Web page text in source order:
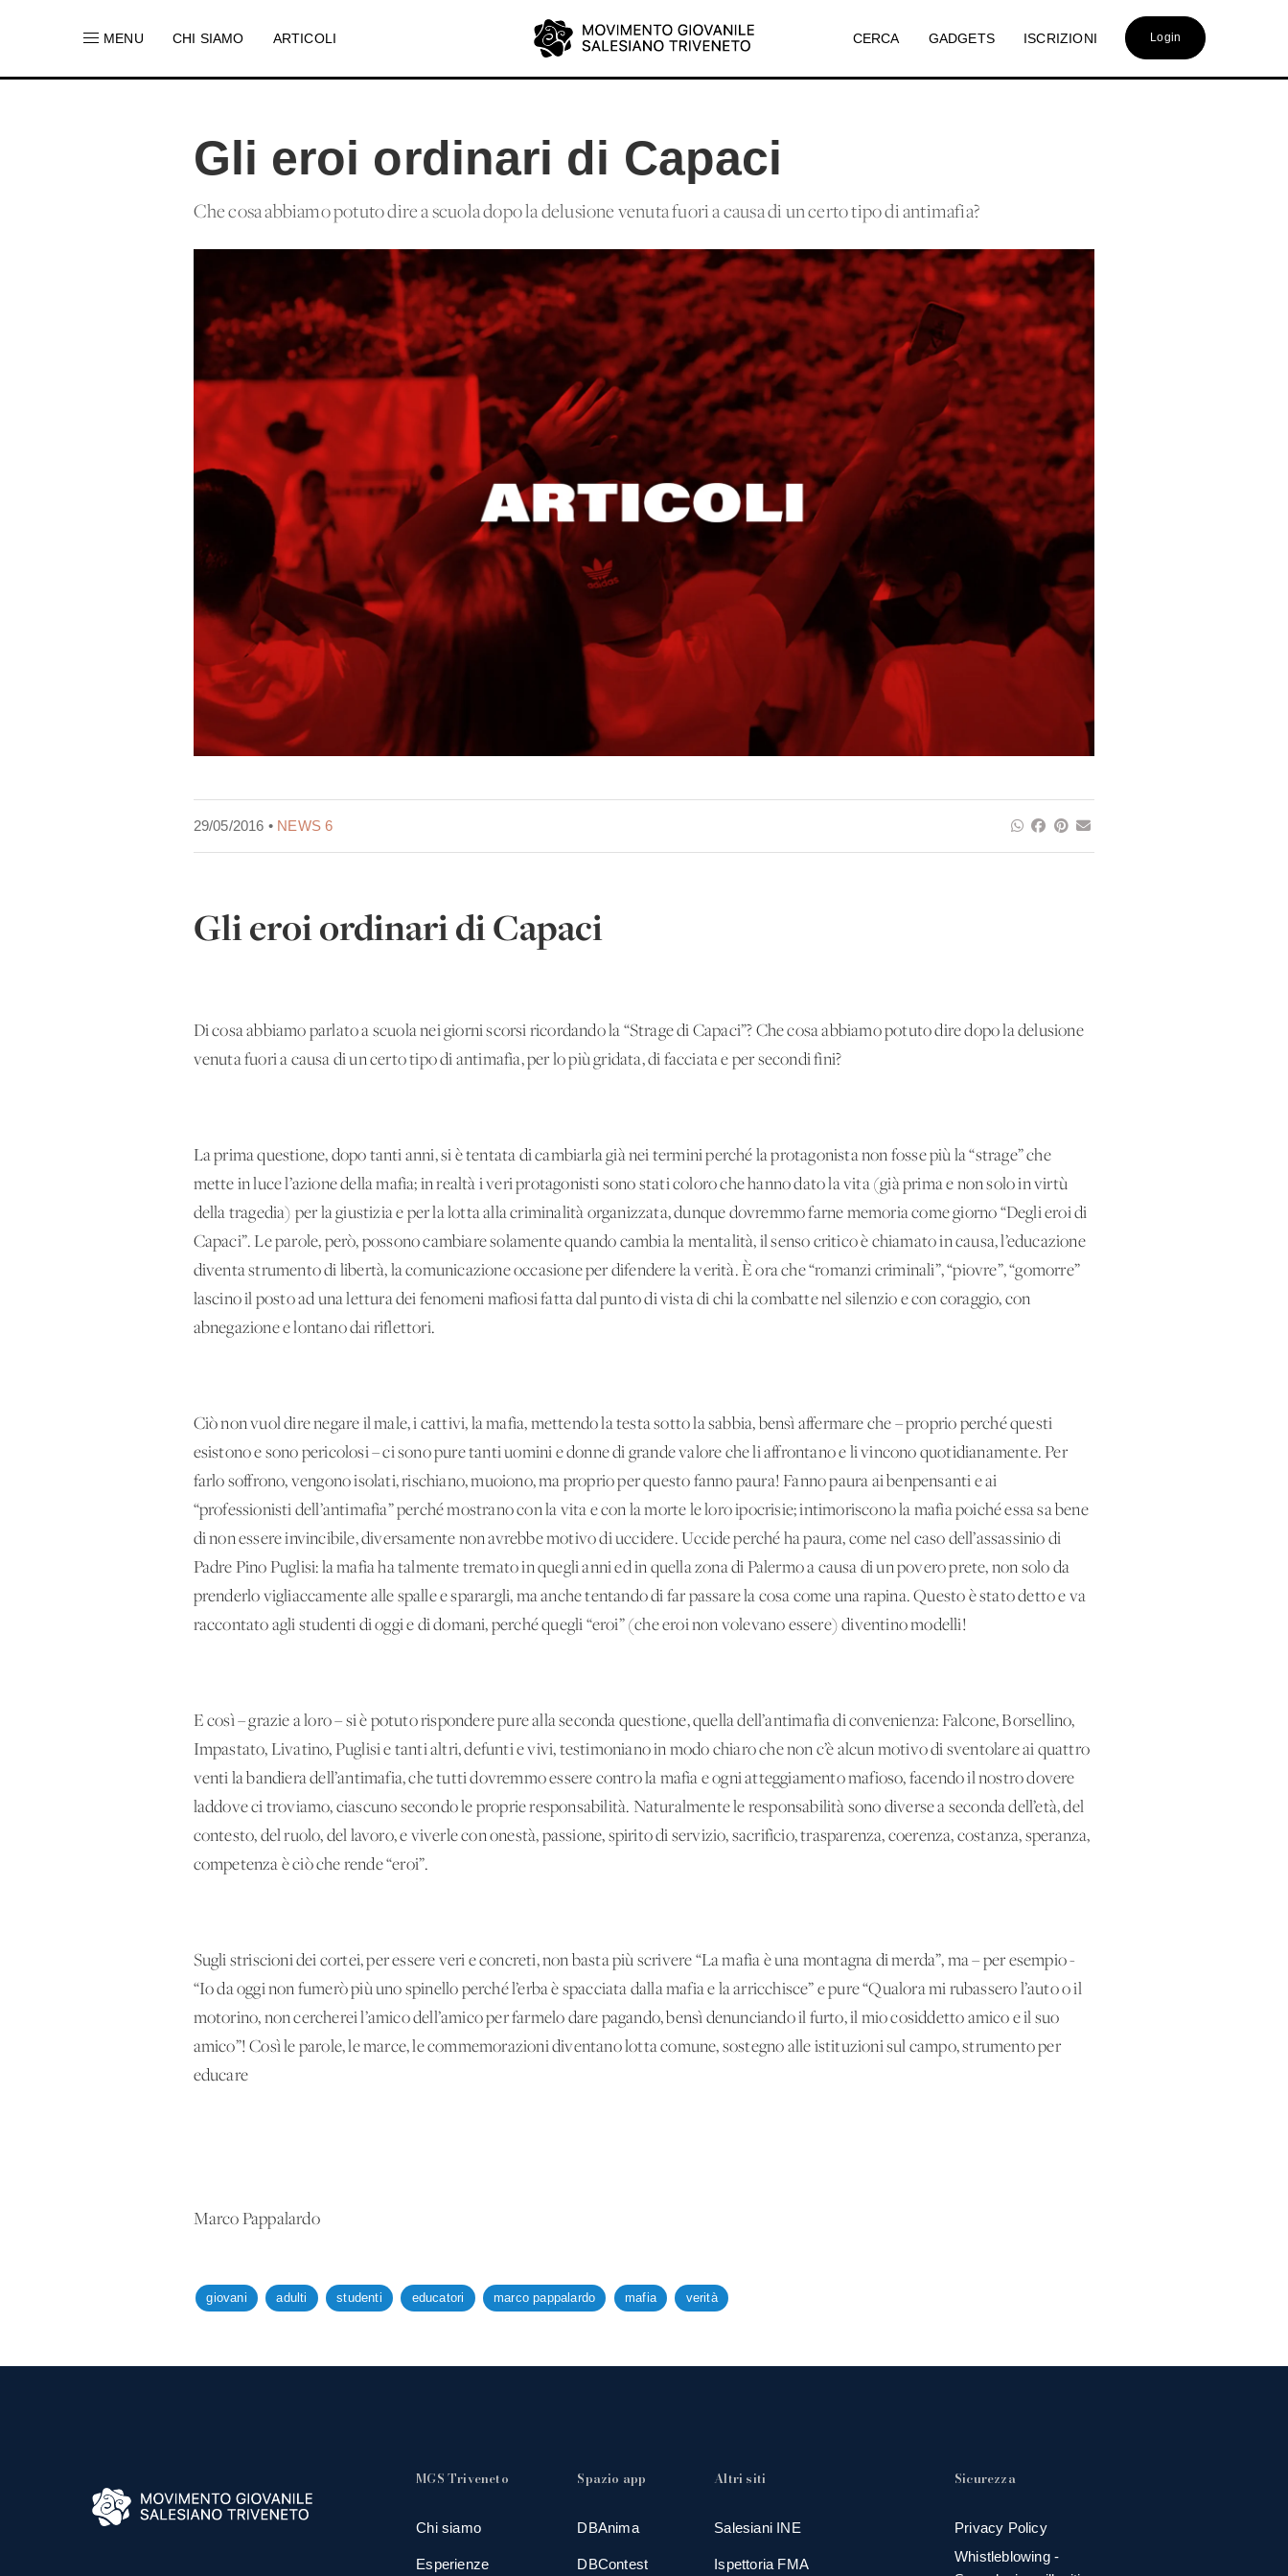
MENU CHI SIAMO ARTICOLI CERCA GADGETS ISCRIZIONI Login
Gli eroi ordinari di Capaci
Che cosa abbiamo potuto dire a scuola dopo la delusione venuta fuori a causa di un certo tipo di antimafia?
29/05/2016 • NEWS 6
Gli eroi ordinari di Capaci
Di cosa abbiamo parlato a scuola nei giorni scorsi ricordando la “Strage di Capaci”? Che cosa abbiamo potuto dire dopo la delusione
venuta fuori a causa di un certo tipo di antimafia, per lo più gridata, di facciata e per secondi fini?
La prima questione, dopo tanti anni, si è tentata di cambiarla già nei termini perché la protagonista non fosse più la “strage” che
mette in luce l’azione della mafia; in realtà i veri protagonisti sono stati coloro che hanno dato la vita (già prima e non solo in virtù
della tragedia) per la giustizia e per la lotta alla criminalità organizzata, dunque dovremmo farne memoria come giorno “Degli eroi di
Capaci”. Le parole, però, possono cambiare solamente quando cambia la mentalità, il senso critico è chiamato in causa, l’educazione
diventa strumento di libertà, la comunicazione occasione per difendere la verità. È ora che “romanzi criminali”, “piovre”, “gomorre”
lascino il posto ad una lettura dei fenomeni mafiosi fatta dal punto di vista di chi la combatte nel silenzio e con coraggio, con
abnegazione e lontano dai riflettori.
Ciò non vuol dire negare il male, i cattivi, la mafia, mettendo la testa sotto la sabbia, bensì affermare che – proprio perché questi
esistono e sono pericolosi – ci sono pure tanti uomini e donne di grande valore che li affrontano e li vincono quotidianamente. Per
farlo soffrono, vengono isolati, rischiano, muoiono, ma proprio per questo fanno paura! Fanno paura ai benpensanti e ai
“professionisti dell’antimafia” perché mostrano con la vita e con la morte le loro ipocrisie; intimoriscono la mafia poiché essa sa bene
di non essere invincibile, diversamente non avrebbe motivo di uccidere. Uccide perché ha paura, come nel caso dell’assassinio di
Padre Pino Puglisi: la mafia ha talmente tremato in quegli anni ed in quella zona di Palermo a causa di un povero prete, non solo da
prenderlo vigliaccamente alle spalle e sparargli, ma anche tentando di far passare la cosa come una rapina. Questo è stato detto e va
raccontato agli studenti di oggi e di domani, perché quegli “eroi” (che eroi non volevano essere) diventino modelli!
E così – grazie a loro – si è potuto rispondere pure alla seconda questione, quella dell’antimafia di convenienza: Falcone, Borsellino,
Impastato, Livatino, Puglisi e tanti altri, defunti e vivi, testimoniano in modo chiaro che non c’è alcun motivo di sventolare ai quattro
venti la bandiera dell’antimafia, che tutti dovremmo essere contro la mafia e ogni atteggiamento mafioso, facendo il nostro dovere
laddove ci troviamo, ciascuno secondo le proprie responsabilità. Naturalmente le responsabilità sono diverse a seconda dell’età, del
contesto, del ruolo, del lavoro, e viverle con onestà, passione, spirito di servizio, sacrificio, trasparenza, coerenza, costanza, speranza,
competenza è ciò che rende “eroi”.
Sugli striscioni dei cortei, per essere veri e concreti, non basta più scrivere “La mafia è una montagna di merda”, ma – per esempio -
“Io da oggi non fumerò più uno spinello perché l’erba è spacciata dalla mafia e la arricchisce” e pure “Qualora mi rubassero l’auto o il
motorino, non cercherei l’amico dell’amico per farmelo dare pagando, bensì denunciando il furto, il mio cosiddetto amico e il suo
amico”! Così le parole, le marce, le commemorazioni diventano lotta comune, sostegno alle istituzioni sul campo, strumento per
educare
Marco Pappalardo
giovani adulti studenti educatori marco pappalardo mafia verità
MGS Triveneto
Chi siamo
Esperienze
Spazio app
DBAnima
DBContest
Altri siti
Salesiani INE
Ispettoria FMA
Sicurezza
Privacy Policy
Whistleblowing -